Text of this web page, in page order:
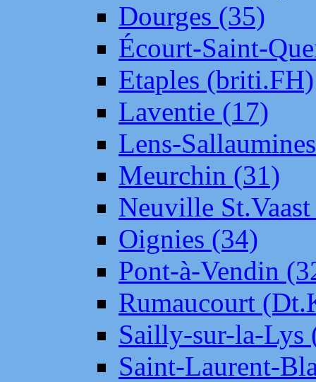
Dourges (35)
Écourt-Saint-
Etaples (briti.FH)
Laventie (17)
Lens-
Meurchin (31)
Neuville
Oignies (34)
Pont-à-Vendin
Rumaucourt
Sailly-sur-la-Lys
Saint-Laurent-